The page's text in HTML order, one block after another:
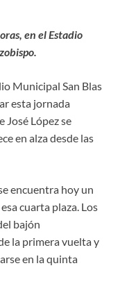
en el Estadio
Municipal San Blas
esta jornada
José López se
en alza desde las
encuentra hoy un
cuarta plaza. Los
bajón
la primera vuelta y
en la quinta